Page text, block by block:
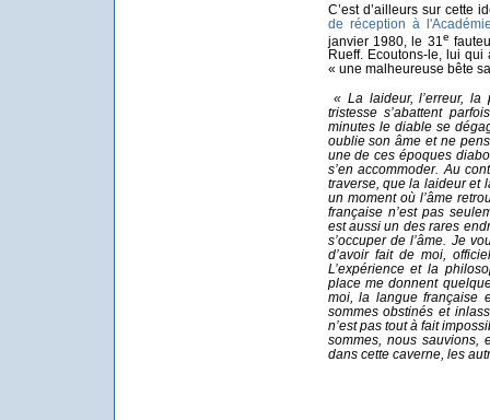
C’est d’ailleurs sur cette
de réception à
janvier 1980, le 31 e
Rueff. Ecoutons-le, lui
« une malheureuse bête
« La laideur, l’erreur,
tristesse s’abattent
minutes le diable se
oublie son âme et ne
une de ces époques
s’en accommoder. Au
traverse, que la laideur et
un moment où l’âme
française n’est pas
est aussi un des rares
s’occuper de l’âme. Je
d’avoir fait de moi,
L’expérience et la
place me donnent
moi, la langue française
sommes obstinés et
n’est pas tout à fait
sommes, nous sauvions,
dans cette caverne, les